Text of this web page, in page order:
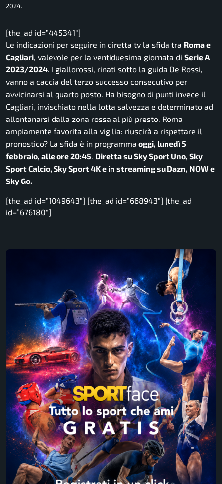
2024.
[the_ad id=”445341″]
Le indicazioni per seguire in diretta tv la sfida tra Roma e
Cagliari, valevole per la ventiduesima giornata di Serie A
2023/2024. I giallorossi, rinati sotto la guida De Rossi,
vanno a caccia del terzo successo consecutivo per
avvicinarsi al quarto posto. Ha bisogno di punti invece il
Cagliari, invischiato nella lotta salvezza e determinato ad
allontanarsi dalla zona rossa al più presto. Roma
ampiamente favorita alla vigilia: riuscirà a rispettare il
pronostico? La sfida è in programma oggi, lunedì 5
febbraio, alle ore 20:45. Diretta su Sky Sport Uno, Sky
Sport Calcio, Sky Sport 4K e in streaming su Dazn, NOW e
Sky Go.
[the_ad id=”1049643″] [the_ad id=”668943″] [the_ad
id=”676180″]